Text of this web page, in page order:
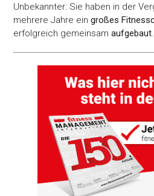
Unbekannter: Sie haben in der
mehrere Jahre eingroßes
erfolgreich gemeinsamaufgebaut.